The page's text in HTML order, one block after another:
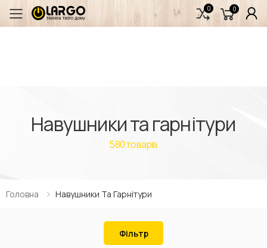
Переключити мобільне меню
0 0
Навушники та гарнітури
580товарів
Головна Навушники Та Гарнітури
Фільтр